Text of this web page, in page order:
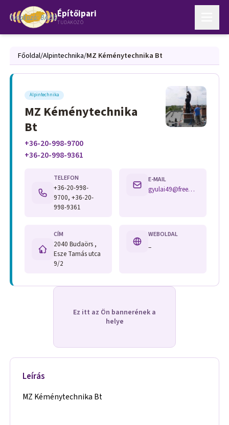
Építőipari
TUDAKOZÓ
Főoldal/Alpintechnika/MZ Kéménytechnika Bt
Alpintechnika
MZ Kéménytechnika
Bt
+36-20-998-9700
+36-20-998-9361
TELEFON
+36-20-998-
9700, +36-20-
998-9361
E-MAIL
gyulai49@freemail.hu
CÍM
2040 Budaörs ,
Esze Tamás utca
9/2
WEBOLDAL
–
Ez itt az Ön bannerének a
helye
Leírás
MZ Kéménytechnika Bt